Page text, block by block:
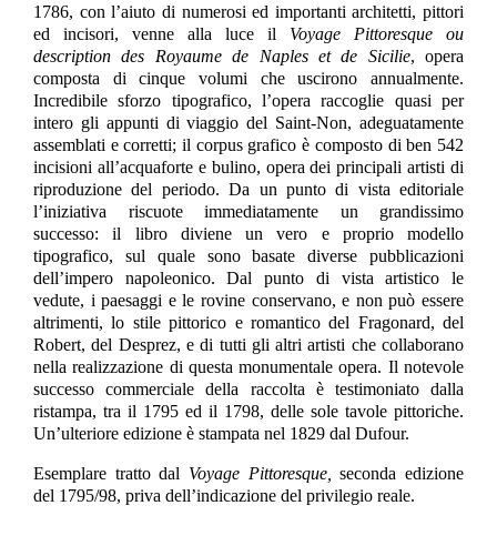
1786, con l’aiuto di numerosi ed importanti architetti, pittori
ed incisori, venne alla luce il Voyage Pittoresque ou
description des Royaume de Naples et de Sicilie, opera
composta di cinque volumi che uscirono annualmente.
Incredibile sforzo tipografico, l’opera raccoglie quasi per
intero gli appunti di viaggio del Saint-Non, adeguatamente
assemblati e corretti; il corpus grafico è composto di ben 542
incisioni all’acquaforte e bulino, opera dei principali artisti di
riproduzione del periodo. Da un punto di vista editoriale
l’iniziativa riscuote immediatamente un grandissimo
successo: il libro diviene un vero e proprio modello
tipografico, sul quale sono basate diverse pubblicazioni
dell’impero napoleonico. Dal punto di vista artistico le
vedute, i paesaggi e le rovine conservano, e non può essere
altrimenti, lo stile pittorico e romantico del Fragonard, del
Robert, del Desprez, e di tutti gli altri artisti che collaborano
nella realizzazione di questa monumentale opera. Il notevole
successo commerciale della raccolta è testimoniato dalla
ristampa, tra il 1795 ed il 1798, delle sole tavole pittoriche.
Un’ulteriore edizione è stampata nel 1829 dal Dufour.
Esemplare tratto dal Voyage Pittoresque,seconda edizione
del 1795/98, priva dell’indicazione del privilegio reale.